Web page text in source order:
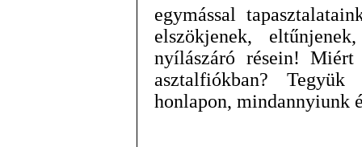
egymással
elszökjenek,
nyílászáró résein!
asztalfiókban?
honlapon, mindannyiunk